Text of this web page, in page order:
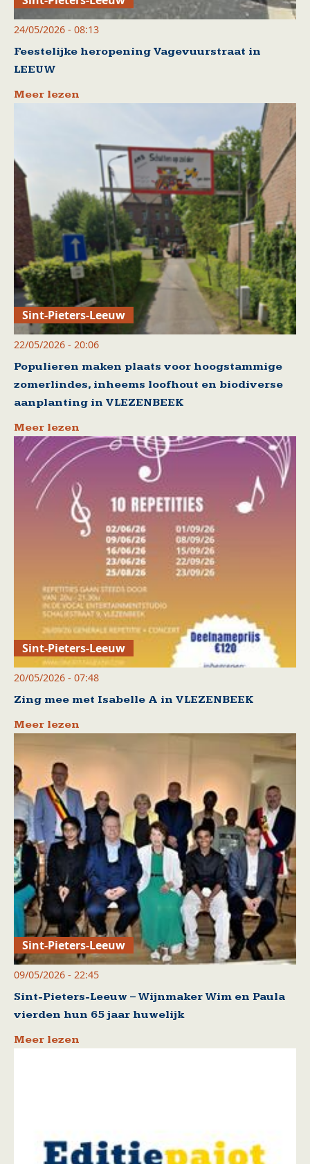
24/05/2026 - 08:13
Feestelijke heropening Vagevuurstraat in
LEEUW
Meer lezen
Sint-Pieters-Leeuw
22/05/2026 - 20:06
Populieren maken plaats voor hoogstammige
zomerlindes, inheems loofhout en biodiverse
aanplanting in VLEZENBEEK
Meer lezen
Sint-Pieters-Leeuw
20/05/2026 - 07:48
Zing mee met Isabelle A in VLEZENBEEK
Meer lezen
Sint-Pieters-Leeuw
09/05/2026 - 22:45
Sint-Pieters-Leeuw – Wijnmaker Wim en Paula
vierden hun 65 jaar huwelijk
Meer lezen